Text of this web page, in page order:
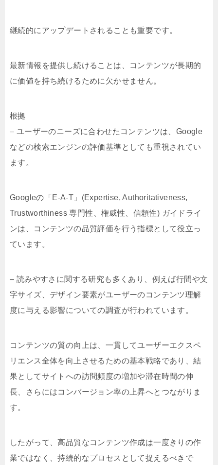
継続的にアップデートされることも重要です。
最新情報を提供し続けることは、コンテンツが長期的
に価値を持ち続けるために欠かせません。
根拠
– ユーザーのニーズに合わせたコンテンツは、Google
などの検索エンジンの評価基準としても重視されてい
ます。
Googleの「E-A-T」(Expertise, Authoritativeness,
Trustworthiness 専門性、権威性、信頼性) ガイドライ
ンは、コンテンツの品質評価を行う指標として役立っ
ています。
– 読みやすさに関する研究も多くあり、例えば行間や文
字サイズ、デザイン要素がユーザーのコンテンツ理解
度に与える影響についての調査が行われています。
コンテンツの質の向上は、一貫してユーザーエクスペ
リエンス全体を向上させるための基本戦略であり、結
果としてサイトへの訪問頻度の増加や滞在時間の伸
長、さらにはコンバージョン率の上昇へとつながりま
す。
したがって、高品質なコンテンツ作成は一度きりの作
業ではなく、持続的なプロセスとして捉えるべきで